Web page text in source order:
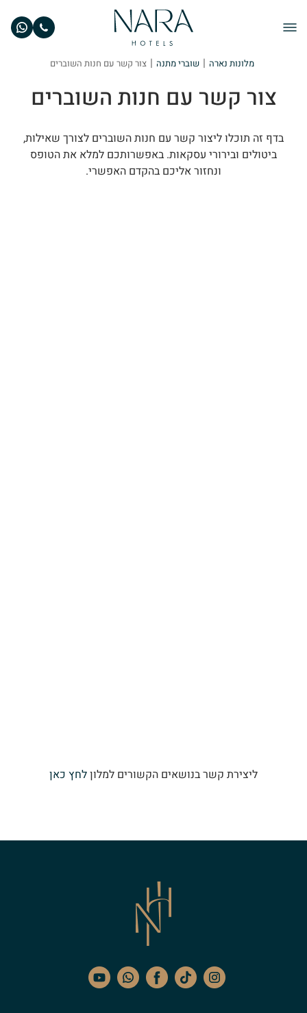
מלונות נארה | שוברי מתנה | צור קשר עם חנות השוברים
צור קשר עם חנות השוברים
בדף זה תוכלו ליצור קשר עם חנות השוברים לצורך שאילות,
ביטולים ובירורי עסקאות. באפשרותכם למלא את הטופס
ונחזור אליכם בהקדם האפשרי.
ליצירת קשר בנושאים הקשורים למלוןלחץ כאן